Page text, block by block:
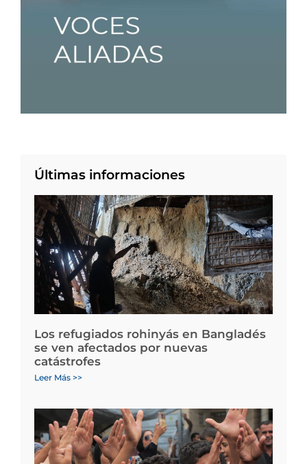
Últimas informaciones
Los refugiados rohinyás en Bangladés
se ven afectados por nuevas
catástrofes
Leer Más >>